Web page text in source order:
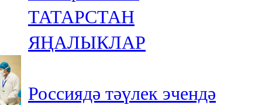
ТАТАРСТАН
ЯҢАЛЫКЛАР
Россиядә тәүлек эчендә